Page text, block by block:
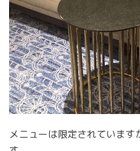
メニューは限定されていま